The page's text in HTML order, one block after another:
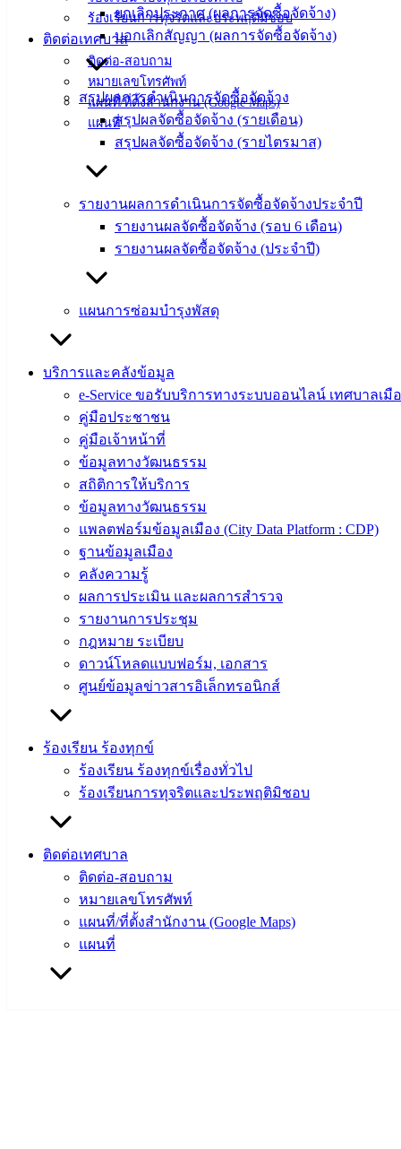
ร้องเรียนการทุจริตและประพฤติมิชอบ
ติดต่อเทศบาล
ติดต่อ-สอบถาม
หมายเลขโทรศัพท์
แผนที่/ที่ตั้งสำนักงาน (Google Maps)
แผนที่
ยกเลิกประกาศ (ผลการจัดซื้อจัดจ้าง)
บอกเลิกสัญญา (ผลการจัดซื้อจัดจ้าง)
สรุปผลการดำเนินการจัดซื้อจัดจ้าง
สรุปผลจัดซื้อจัดจ้าง (รายเดือน)
สรุปผลจัดซื้อจัดจ้าง (รายไตรมาส)
รายงานผลการดำเนินการจัดซื้อจัดจ้างประจำปี
รายงานผลจัดซื้อจัดจ้าง (รอบ 6 เดือน)
รายงานผลจัดซื้อจัดจ้าง (ประจำปี)
แผนการซ่อมบำรุงพัสดุ
บริการและคลังข้อมูล
e-Service ขอรับบริการทางระบบออนไลน์ เทศบาลเมื
คู่มือประชาชน
คู่มือเจ้าหน้าที่
ข้อมูลทางวัฒนธรรม
สถิติการให้บริการ
ข้อมูลทางวัฒนธรรม
แพลตฟอร์มข้อมูลเมือง (City Data Platform : CDP)
ฐานข้อมูลเมือง
คลังความรู้
ผลการประเมิน และผลการสำรวจ
รายงานการประชุม
กฎหมาย ระเบียบ
ดาวน์โหลดแบบฟอร์ม, เอกสาร
ศูนย์ข้อมูลข่าวสารอิเล็กทรอนิกส์
ร้องเรียน ร้องทุกข์
ร้องเรียน ร้องทุกข์เรื่องทั่วไป
ร้องเรียนการทุจริตและประพฤติมิชอบ
ติดต่อเทศบาล
ติดต่อ-สอบถาม
หมายเลขโทรศัพท์
แผนที่/ที่ตั้งสำนักงาน (Google Maps)
แผนที่
เทศบาล
สายตรง
นายก
ประวัติ
ผู้บริหาร
หัวหน้า
เทศบาล
สงวนลิขสิทธิ์ © 2563 เทศบาลเมืองอ่างศิลา จังหวัดชลบุรี |